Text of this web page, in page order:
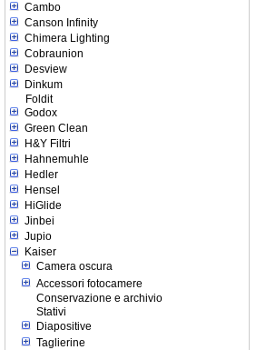
Cambo
Canson Infinity
Chimera Lighting
Cobraunion
Desview
Dinkum
Foldit
Godox
Green Clean
H&Y Filtri
Hahnemuhle
Hedler
Hensel
HiGlide
Jinbei
Jupio
Kaiser
Camera oscura
Accessori fotocamere
Conservazione e archivio
Stativi
Diapositive
Taglierine